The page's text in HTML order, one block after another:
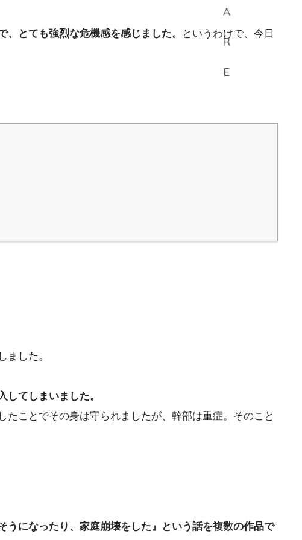
、とても強烈な危機感を感じました。
というわけで、今日
した。
してしまいました。
たことでその身は守られましたが、幹部は重症。そのこと
うになったり、家庭崩壊をした』
という話を複数の作品で